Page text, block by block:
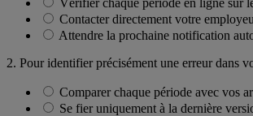
Contacter directement votre
Attendre la prochaine notification
2. Pour identifier précisément une erreur dans
Comparer chaque période avec vos
Se fier uniquement à la dernière